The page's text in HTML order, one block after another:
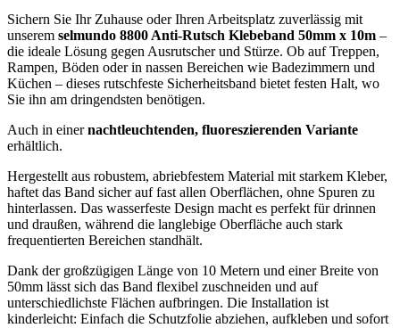
Sichern Sie Ihr Zuhause oder Ihren Arbeitsplatz zuverlässig mit
unserem selmundo 8800 Anti-Rutsch Klebeband 50mm x 10m –
die ideale Lösung gegen Ausrutscher und Stürze. Ob auf Treppen,
Rampen, Böden oder in nassen Bereichen wie Badezimmern und
Küchen – dieses rutschfeste Sicherheitsband bietet festen Halt, wo
Sie ihn am dringendsten benötigen.
Auch in einernachtleuchtenden, fluoreszierenden Variante
erhältlich.
Hergestellt aus robustem, abriebfestem Material mit starkem Kleber,
haftet das Band sicher auf fast allen Oberflächen, ohne Spuren zu
hinterlassen. Das wasserfeste Design macht es perfekt für drinnen
und draußen, während die langlebige Oberfläche auch stark
frequentierten Bereichen standhält.
Dank der großzügigen Länge von 10 Metern und einer Breite von
50mm lässt sich das Band flexibel zuschneiden und auf
unterschiedlichste Flächen aufbringen. Die Installation ist
kinderleicht: Einfach die Schutzfolie abziehen, aufkleben und sofort